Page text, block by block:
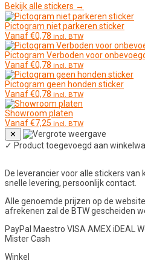
Bekijk alle stickers →
Pictogram niet parkeren sticker
Vanaf€0,78 incl. BTW
Pictogram Verboden voor
Vanaf€0,78 incl. BTW
Pictogram geen honden sticker
Vanaf€0,78 incl. BTW
Showroom platen
Vanaf€7,25 incl. BTW
✕
✓ Product toegevoegd aan
De leverancier voor alle stickers
snelle levering, persoonlijk contact.
Alle genoemde prijzen op de website
afrekenen zal de BTW gescheiden
PayPal Maestro VISA AMEX iDEAL
Mister Cash
Winkel